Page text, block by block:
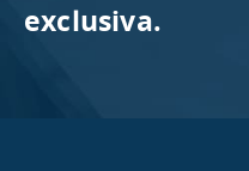
exclusiva.